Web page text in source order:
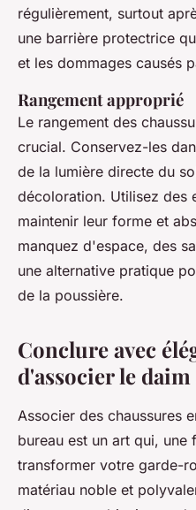
régulièrement, surtout
une barrière protectrice
et les dommages causés
Rangement approprié
Le rangement des
crucial. Conservez-les
de la lumière directe du
décoloration. Utilisez des
maintenir leur forme et
manquez d'espace, des
une alternative pratique
de la poussière.
Conclure avec
d'associer le
Associer des chaussures
bureau est un art qui, une
transformer votre garde-
matériau noble et